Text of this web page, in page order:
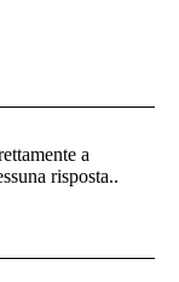
a
risposta..